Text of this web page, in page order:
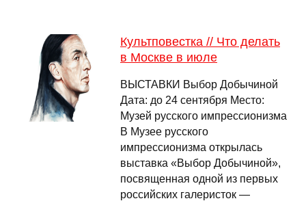
Культповестка // Что делать
в Москве в июле
ВЫСТАВКИ Выбор Добычиной
Дата: до 24 сентября Место:
Музей русского импрессионизма
В Музее русского
импрессионизма открылась
выставка «Выбор Добычиной»,
посвященная одной из первых
российских галеристок —